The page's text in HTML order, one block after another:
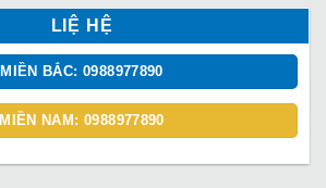
LIỆ HỆ
MIỀN BẮC: 0988977890
MIỀN NAM: 0988977890